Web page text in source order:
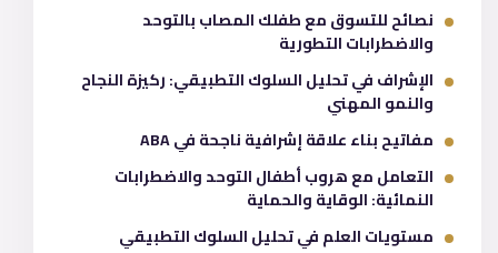
نصائح للتسوق مع طفلك المصاب بالتوحد
والاضطرابات التطورية
الإشراف في تحليل السلوك التطبيقي: ركيزة النجاح
والنمو المهني
مفاتيح بناء علاقة إشرافية ناجحة في ABA
التعامل مع هروب أطفال التوحد والاضطرابات
النمائية: الوقاية والحماية
مستويات العلم في تحليل السلوك التطبيقي